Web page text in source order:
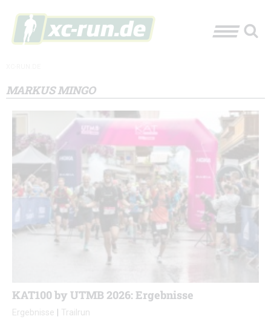
MARKUS MINGO
KAT100 by UTMB 2026: Ergebnisse
Ergebnisse
Trailrun